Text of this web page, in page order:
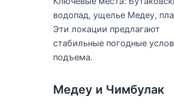
водопад, ущелье Медеу,
Эти локации предлагают
стабильные погодные
подъема.
Медеу и Чимбулак